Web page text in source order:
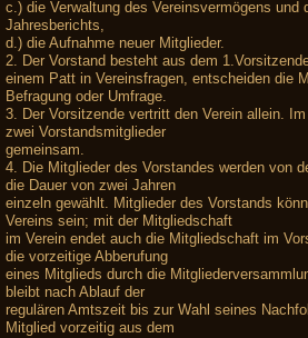
c.) die Verwaltung des Vereinsvermögens und
Jahresberichts,
d.) die Aufnahme neuer Mitglieder.
2. Der Vorstand besteht aus dem
einem Patt in Vereinsfragen, entscheiden die
Befragung oder Umfrage.
3. Der Vorsitzende vertritt den Verein allein.
zwei Vorstandsmitglieder
gemeinsam.
4. Die Mitglieder des Vorstandes werden von
die Dauer von zwei Jahren
einzeln gewählt. Mitglieder des Vorstands
Vereins sein; mit der Mitgliedschaft
im Verein endet auch die Mitgliedschaft im
die vorzeitige Abberufung
eines Mitglieds durch die
bleibt nach Ablauf der
regulären Amtszeit bis zur Wahl seines
Mitglied vorzeitig aus dem